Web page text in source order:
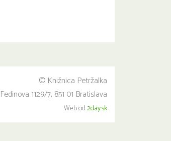
© Knižnica Petržalka
Fedinova 1129/7, 851 01 Bratislava
Web od2day.sk